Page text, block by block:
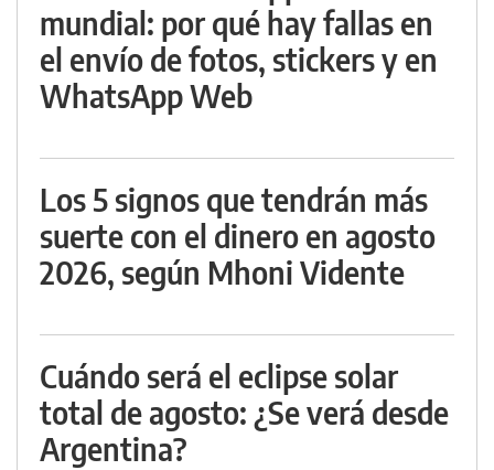
mundial: por qué hay fallas en
el envío de fotos, stickers y en
WhatsApp Web
Los 5 signos que tendrán más
suerte con el dinero en agosto
2026, según Mhoni Vidente
Cuándo será el eclipse solar
total de agosto: ¿Se verá desde
Argentina?